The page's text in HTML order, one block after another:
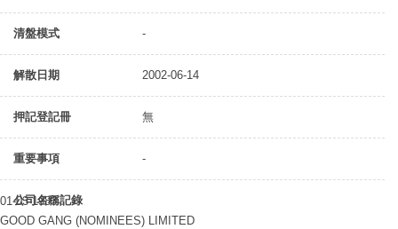
清盤模式 -
解散日期 2002-06-14
押記登記冊 無
重要事項 -
公司名稱記錄
01-03-1983
GOOD GANG (NOMINEES) LIMITED